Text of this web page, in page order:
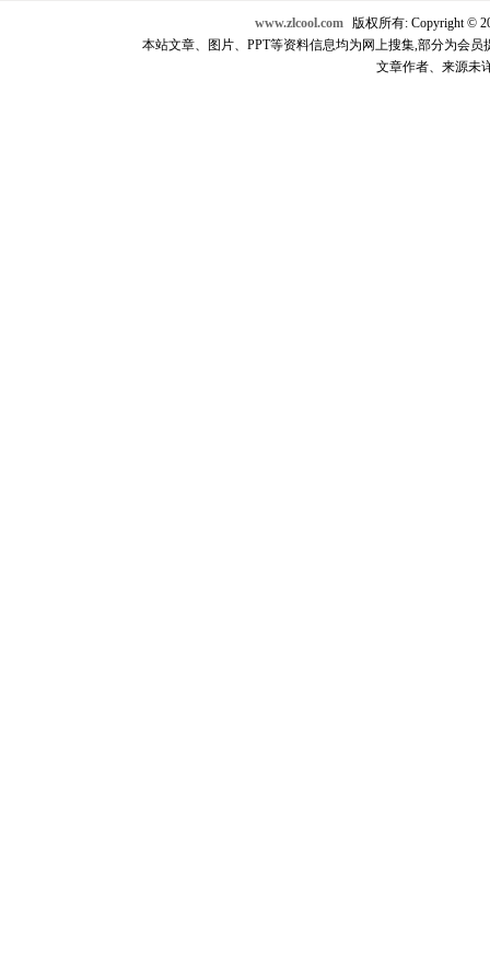
www.zlcool.com 版权所有: Copyright ©
本站文章、图片、PPT等资料信息均为网上搜集,部分为会员
文章作者、来源未